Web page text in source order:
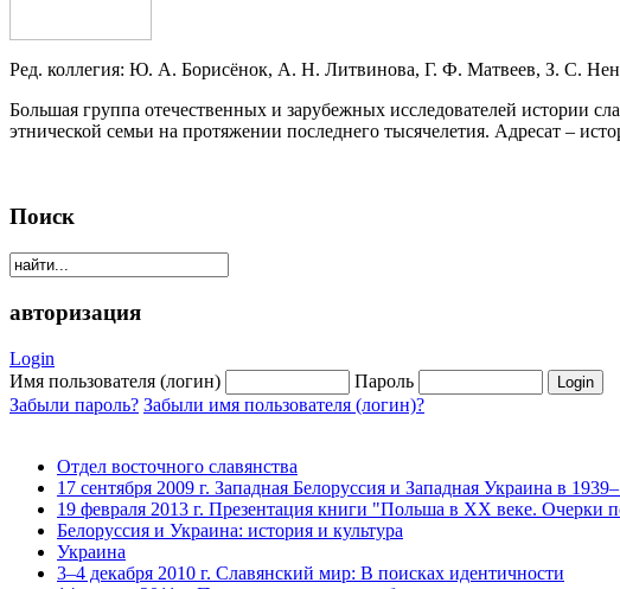
Ред. коллегия: Ю. А. Борисёнок, А. Н. Литвинова, Г. Ф. Матвеев, З. С.
Большая группа отечественных и зарубежных исследователей истории
этнической семьи на протяжении последнего тысячелетия. Адресат –
Поиск
авторизация
Login
Имя пользователя (логин)
Пароль
Забыли пароль? Забыли имя пользователя (логин)?
Отдел восточного славянства
17 сентября 2009 г. Западная Белоруссия и Западная Украина в
19 февраля 2013 г. Презентация книги "Польша в XX веке. Очерки
Белоруссия и Украина: история и культура
Украина
3–4 декабря 2010 г. Славянский мир: В поисках идентичности